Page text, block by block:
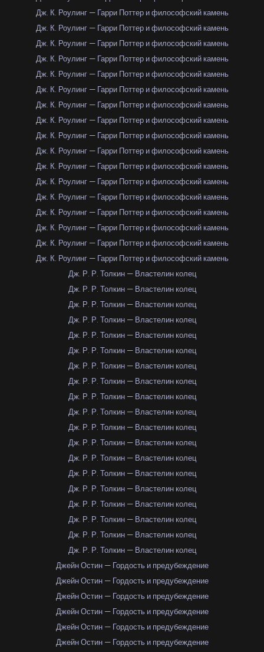
Дж. К. Роулинг — Гарри Поттер и философский камень
Дж. К. Роулинг — Гарри Поттер и философский камень
Дж. К. Роулинг — Гарри Поттер и философский камень
Дж. К. Роулинг — Гарри Поттер и философский камень
Дж. К. Роулинг — Гарри Поттер и философский камень
Дж. К. Роулинг — Гарри Поттер и философский камень
Дж. К. Роулинг — Гарри Поттер и философский камень
Дж. К. Роулинг — Гарри Поттер и философский камень
Дж. К. Роулинг — Гарри Поттер и философский камень
Дж. К. Роулинг — Гарри Поттер и философский камень
Дж. К. Роулинг — Гарри Поттер и философский камень
Дж. К. Роулинг — Гарри Поттер и философский камень
Дж. К. Роулинг — Гарри Поттер и философский камень
Дж. К. Роулинг — Гарри Поттер и философский камень
Дж. К. Роулинг — Гарри Поттер и философский камень
Дж. К. Роулинг — Гарри Поттер и философский камень
Дж. К. Роулинг — Гарри Поттер и философский камень
Дж. Р. Р. Толкин — Властелин колец
Дж. Р. Р. Толкин — Властелин колец
Дж. Р. Р. Толкин — Властелин колец
Дж. Р. Р. Толкин — Властелин колец
Дж. Р. Р. Толкин — Властелин колец
Дж. Р. Р. Толкин — Властелин колец
Дж. Р. Р. Толкин — Властелин колец
Дж. Р. Р. Толкин — Властелин колец
Дж. Р. Р. Толкин — Властелин колец
Дж. Р. Р. Толкин — Властелин колец
Дж. Р. Р. Толкин — Властелин колец
Дж. Р. Р. Толкин — Властелин колец
Дж. Р. Р. Толкин — Властелин колец
Дж. Р. Р. Толкин — Властелин колец
Дж. Р. Р. Толкин — Властелин колец
Дж. Р. Р. Толкин — Властелин колец
Дж. Р. Р. Толкин — Властелин колец
Дж. Р. Р. Толкин — Властелин колец
Дж. Р. Р. Толкин — Властелин колец
Джейн Остин — Гордость и предубеждение
Джейн Остин — Гордость и предубеждение
Джейн Остин — Гордость и предубеждение
Джейн Остин — Гордость и предубеждение
Джейн Остин — Гордость и предубеждение
Джейн Остин — Гордость и предубеждение